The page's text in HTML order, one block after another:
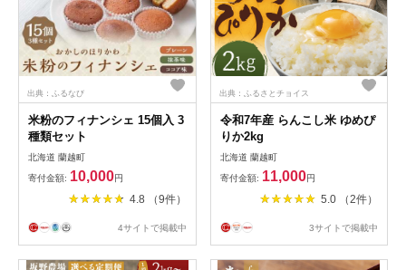
出典：ふるなび
米粉のフィナンシェ 15個入 3
種類セット
北海道 蘭越町
寄付金額: 10,000円
4.8 （9件）
4サイトで掲載中
出典：ふるさとチョイス
令和7年産 らんこし米 ゆめぴ
りか2kg
北海道 蘭越町
寄付金額: 11,000円
5.0 （2件）
3サイトで掲載中